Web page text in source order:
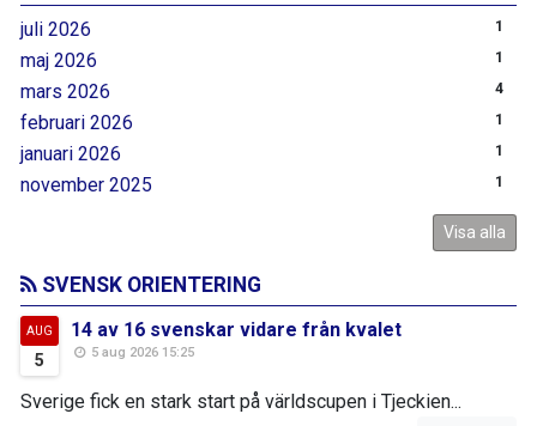
juli 2026 1
maj 2026 1
mars 2026 4
februari 2026 1
januari 2026 1
november 2025 1
Visa alla
SVENSK ORIENTERING
AUG
5
14 av 16 svenskar vidare från kvalet
5 aug 2026 15:25
Sverige fick en stark start på världscupen i Tjeckien...